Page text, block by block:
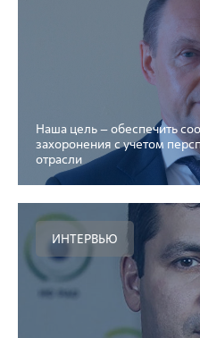
Наша цель – обеспечить
захоронения с учетом
отрасли
ИНТЕРВЬЮ